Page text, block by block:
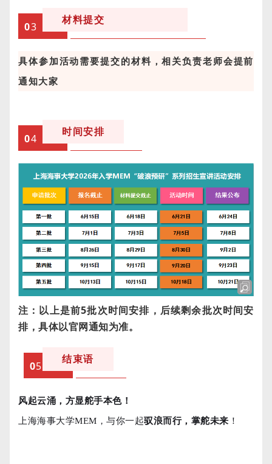
材料提交
03
具体参加活动需要提交的材料，相关负责老师会提前
通知大家
时间安排
04
注：以上是前5批次时间安排，后续剩余批次时间安
排，具体以官网通知为准。
结束语
05
风起云涌，方显舵手本色！
上海海事大学MEM，与你一起驭浪而行，掌舵未来 ！